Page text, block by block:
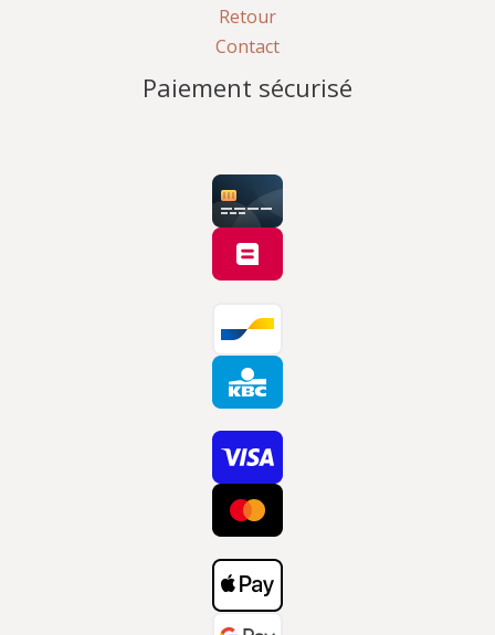
Retour
Contact
Paiement sécurisé